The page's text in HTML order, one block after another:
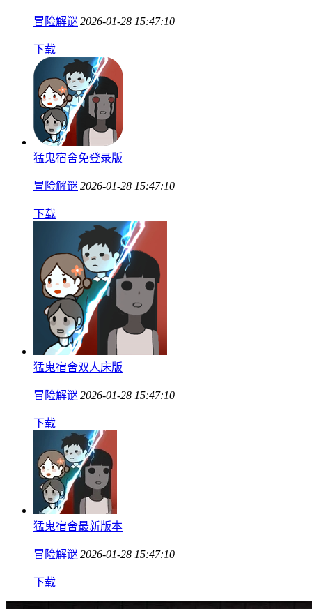
冒险解谜|2026-01-28 15:47:10
下载
猛鬼宿舍免登录版
冒险解谜|2026-01-28 15:47:10
下载
猛鬼宿舍双人床版
冒险解谜|2026-01-28 15:47:10
下载
猛鬼宿舍最新版本
冒险解谜|2026-01-28 15:47:10
下载